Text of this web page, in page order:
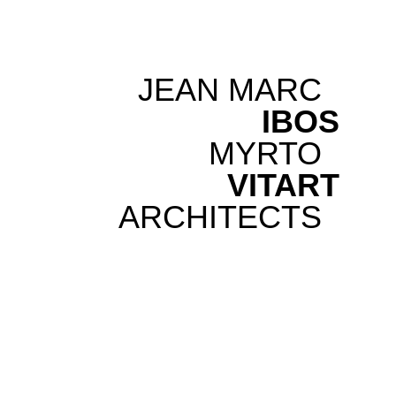
JEAN MARC
IBOS
MYRTO
VITART
ARCHITECTS